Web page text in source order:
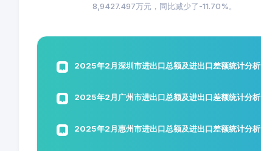
8,9427.497万元，同比减少了-11.70%。
2025年2月深圳市进出口总额及进出口差额统计分析
2025年2月广州市进出口总额及进出口差额统计分析
2025年2月惠州市进出口总额及进出口差额统计分析